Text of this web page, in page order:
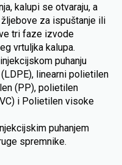
kalupi se otvaraju, a
za ispuštanje ili
tri faze izvode
vrtuljka kalupa.
puhanju
linearni polietilen
(PP), polietilen
i Polietilen visoke
puhanjem
spremnike.